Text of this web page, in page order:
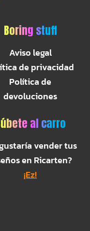
Boring stuff
Aviso legal
de privacidad
Política de
devoluciones
al carro
vender tus
en Ricarten?
¡Ez!